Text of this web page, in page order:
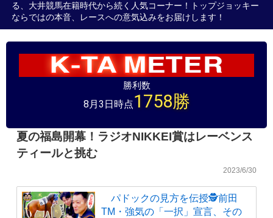
る、大井競馬在籍時代から続く人気コーナー！トップジョッキー
ならではの本音、レースへの意気込みをお届けします！
勝利数
8月3日時点1758勝
夏の福島開幕！ラジオNIKKEI賞はレーベンス
ティールと挑む
2023/6/30
パドックの見方を伝授🕵前田
TM・強気の「一択」宣言、その